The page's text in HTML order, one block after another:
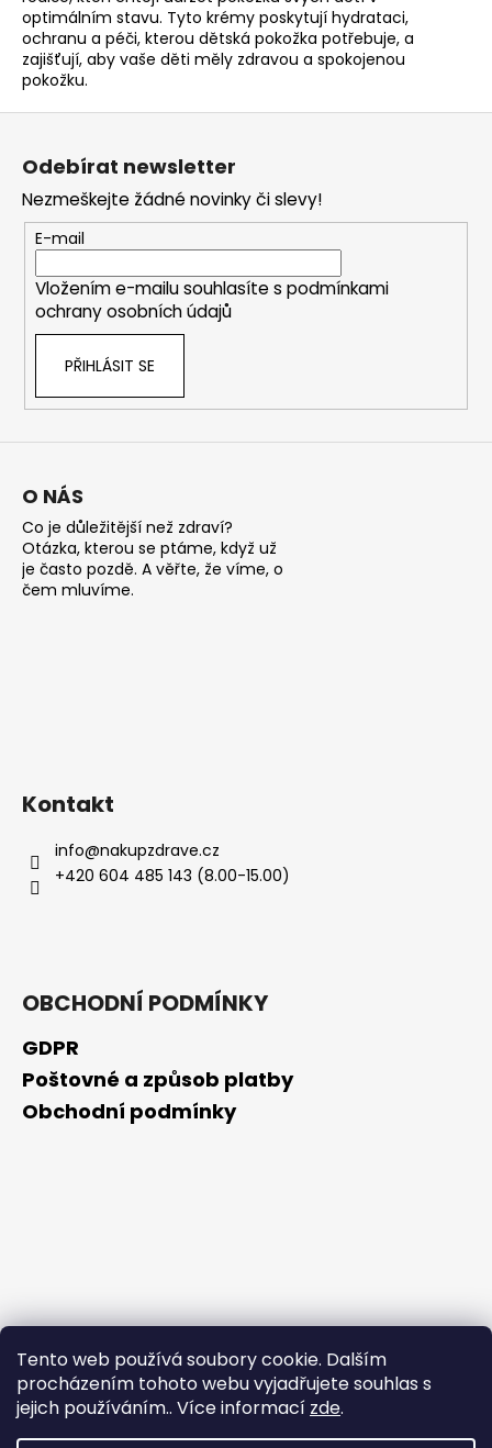
Tento web používá soubory cookie. Dalším
procházením tohoto webu vyjadřujete souhlas s
jejich používáním.. Více informací zde.
optimálním stavu. Tyto krémy poskytují hydrataci,
ochranu a péči, kterou dětská pokožka potřebuje, a
zajišťují, aby vaše děti měly zdravou a spokojenou
pokožku.
Z
Odebírat newsletter
Nezmeškejte žádné novinky či slevy!
E-mail
Vložením e-mailu souhlasíte s podmínkami
ochrany osobních údajů
PŘIHLÁSIT SE
O NÁS
Co je důležitější než zdraví?
Otázka, kterou se ptáme, když už
je často pozdě. A věřte, že víme, o
čem mluvíme.
Kontakt
info@nakupzdrave.cz
+420 604 485 143 (8.00-15.00)
OBCHODNÍ PODMÍNKY
GDPR
Poštovné a způsob platby
Obchodní podmínky